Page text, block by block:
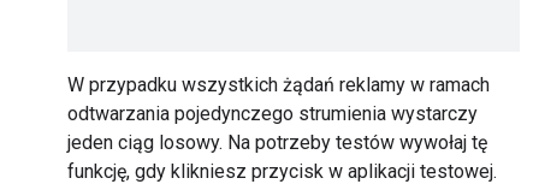
W przypadku wszystkich żądań reklamy w ramach
odtwarzania pojedynczego strumienia wystarczy
jeden ciąg losowy. Na potrzeby testów wywołaj tę
funkcję, gdy klikniesz przycisk w aplikacji testowej.